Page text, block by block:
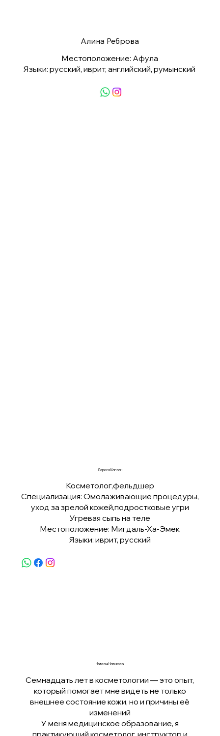
Алина Реброва
Местоположение: Афула
Языки: русский, иврит, английский, румынский
Лариса Каплан
Косметолог,фельдшер
Специализация: Омолаживающие процедуры,
уход за зрелой кожей,подростковые угри
Угревая сыпь на теле
Местоположение: Мигдаль-Ха-Эмек
Языки: иврит, русский
Наталья Новикова
Семнадцать лет в косметологии — это опыт,
который помогает мне видеть не только
внешнее состояние кожи, но и причины её
изменений
У меня медицинское образование, я
практикующий косметолог, инструктор и